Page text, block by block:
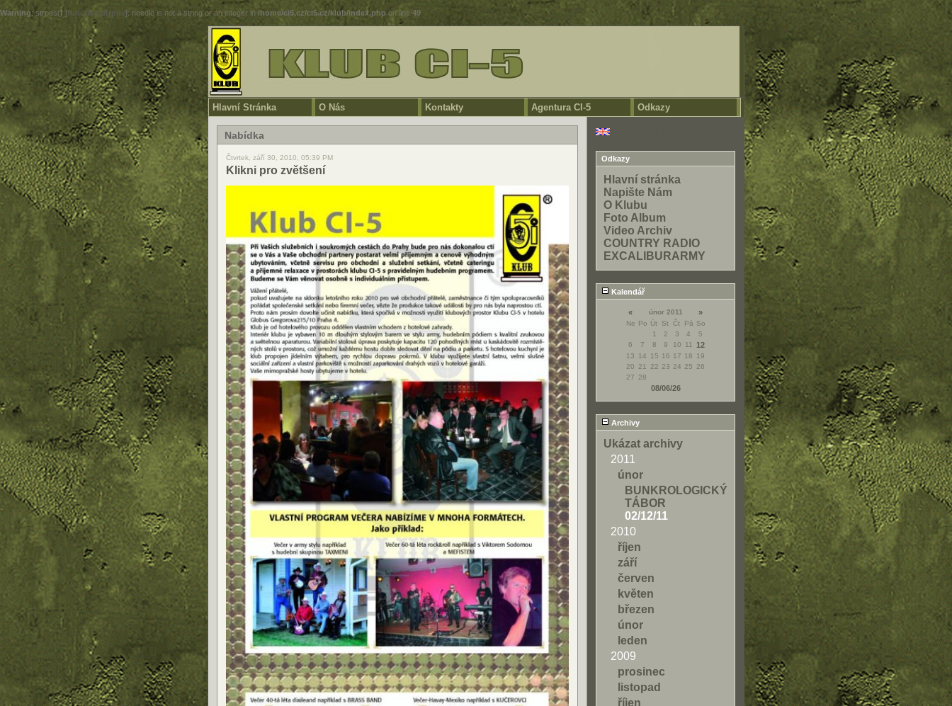
Warning: strpos() [function.strpos]: needle is not a string or an integer in/home/ci5.cz/ci5.cz/klub/index.phpon line49
Hlavní Stránka O Nás Kontakty Agentura CI-5 Odkazy
Nabídka
Čtvrtek, září 30, 2010, 05:39 PM
Klikni pro zvětšení
Odkazy
Hlavní stránka
Napište Nám
O Klubu
Foto Album
Video Archiv
COUNTRY RADIO
EXCALIBURARMY
Kalendář
« únor 2011 »
Ne Po Út St Čt Pá So
1
2 3 4
5
6
7 8 9 10 11 12
13 14 15 16 17 18
19
20
21 22 23 24 25
26
27
28
08/06/26
Archivy
Ukázat archivy
2011
únor
BUNKROLOGICKÝ
TÁBOR
02/12/11
2010
říjen
září
červen
květen
březen
únor
leden
2009
prosinec
listopad
říjen